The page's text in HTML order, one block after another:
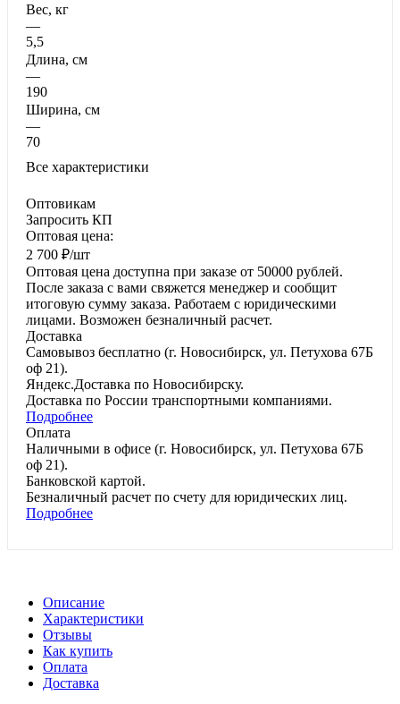
Вес, кг
—
5,5
Длина, см
—
190
Ширина, см
—
70
Все характеристики
Оптовикам
Запросить КП
Оптовая цена:
2 700 ₽/шт
Оптовая цена доступна при заказе от 50000 рублей.
После заказа с вами свяжется менеджер и сообщит
итоговую сумму заказа. Работаем с юридическими
лицами. Возможен безналичный расчет.
Доставка
Самовывоз бесплатно (г. Новосибирск, ул. Петухова 67Б
оф 21).
Яндекс.Доставка по Новосибирску.
Доставка по России транспортными компаниями.
Подробнее
Оплата
Наличными в офисе (г. Новосибирск, ул. Петухова 67Б
оф 21).
Банковской картой.
Безналичный расчет по счету для юридических лиц.
Подробнее
Описание
Характеристики
Отзывы
Как купить
Оплата
Доставка